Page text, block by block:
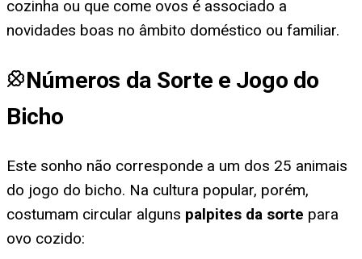
cozinha ou que come ovos é associado a
novidades boas no âmbito doméstico ou familiar.
Números da Sorte e Jogo do
Bicho
Este sonho não corresponde a um dos 25 animais
do jogo do bicho. Na cultura popular, porém,
costumam circular alguns palpites da sorte para
ovo cozido: